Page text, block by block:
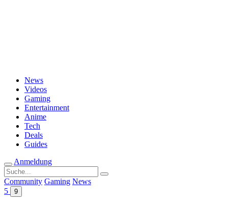
News
Videos
Gaming
Entertainment
Anime
Tech
Deals
Guides
Anmeldung
Suche
nach:
Community Gaming News
5
9